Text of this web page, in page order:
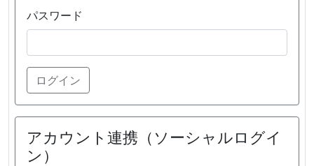
パスワード
ログイン
アカウント連携（ソーシャルログイ
ン）